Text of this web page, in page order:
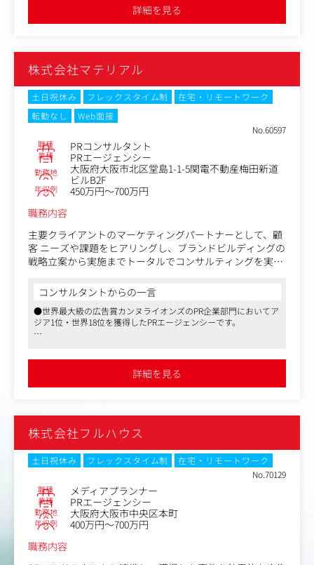
・静止画/動画を横断したクリエイティブ開発
・内製制作チームとの連携
・必要に応じてインフルエンサー活用、広告配信のプラン
ニング
●分析・改善
・配信データ、アルゴリズム変化の分析
・単なる数値報告で終わらせず「なぜ伸びたか、なぜ伸び
ないか」の構造化
・再現性のある施策への昇華
コミュニケーション戦略の企画、情報流通構造から逆算し
昨今の情勢を踏まえまして、事業規模拡大を目指した人員
増員のため関西オフィスでの募集を開始いたします。
【業務領域例】
医療・ヘルスケア、地域ブランディング、商業施設、ツー
リズム、スポーツ、オートモーティブ、IT、大学・教育機
関、食品・飲食、日用品・消費財など総合領域に対応
【業務機能例】
デジタル・コミュニケーション、コーポレート・コミュニ
ディアトレーニング、テレビPR、グローバルコミュニケー
ションなど
■博報堂グループの強み
博報堂独自の生活者調査データベースに加え、コンテンツ
ど、博報堂グループ各社と連携した幅広い提案が可能で
す。
リース作成までをチーム制で一貫するため、幅広い業務領域に携
わることができます。PRスペシャリストとしてスキルアップにも
つながる環境です
詳細を見る
株式会社マテリアル
土日祝休み フレックスタイム制
在宅・リモートワーク
転勤なし
Web面接
No.60597
職種 PRコンサルタント
業種 PRエージェンシー
勤務地
大阪府大阪市北区堂島1-1-5関電不動産梅田新道
ビルB2F
年収例
450万円～700万円
職務内容
主要クライアントのマーケティングパートナーとして、顧
客 ニーズや課題をヒアリングし、ブランドビルディングの
戦略立案から実施までトータルでコンサルティングを実施
関西エリアですが、有名コーヒーチェーン、グローバル大
手のお菓子メーカー、大阪開催の国家プロジェクト、有名
商業施設、一部東京の外資系のクライアント等、非常に幅
・メンバーフォロー、育成サポート
企業、サービス、商品が広く認知されることをミッション
に、PR効果（メディア露出やSNS上での拡散性）から逆算
する「ストーリーテリング」を軸としたプロモーション設
計を実施いただきます。
（主なクライアント・案件例）
電通、ADKなどの広告代理店、各業界大手企業との取引が
中心(直案件は約30%)で、注目度の高い商品やサービスの
コンサルタントからの一言
●世界最大級の広告賞カンヌライオンズのPR企業部門においてア
ジア1位・世界18位を獲得したPRエージェンシーです。
●地域活性や社会問題の解決を図るプロジェクトから大手メーカ
ー等の商品PRまで行っています。
詳細を見る
株式会社フルハウス
土日祝休み フレックスタイム制
在宅・リモートワーク
No.70129
職種 メディアプランナー
業種 PRエージェンシー
勤務地 大阪府大阪市中央区本町
年収例
400万円～700万円
職務内容